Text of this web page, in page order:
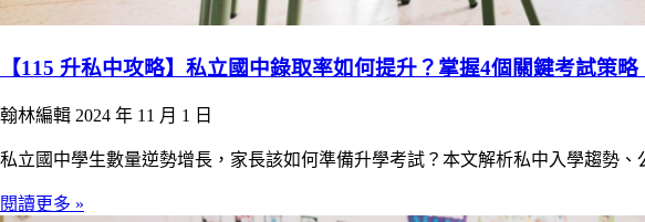
【115 升私中攻略】私立國中錄取率如何提升？掌握4個關鍵考試策
翰林編輯 2024 年 11 月 1 日
私立國中學生數量逆勢增長，家長該如何準備升學考試？本文解析私中入學趨勢
閱讀更多 »